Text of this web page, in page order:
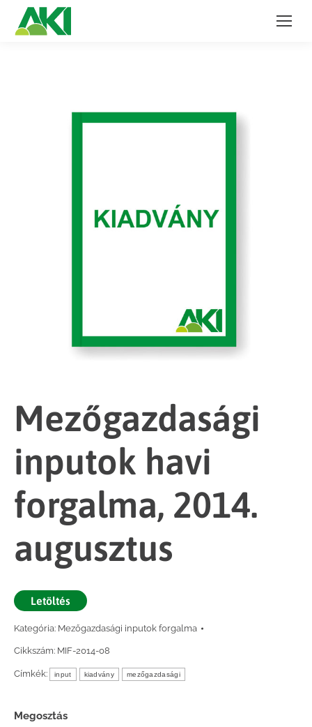
Mezőgazdasági
inputok havi
forgalma, 2014.
augusztus
Letöltés
Kategória: Mezőgazdasági inputok forgalma
Cikkszám: MIF-2014-08
Címkék: input kiadvány mezőgazdasági
Megosztás